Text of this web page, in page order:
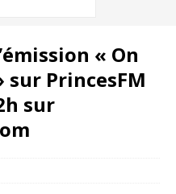
« On
sur PrincesFM
sur